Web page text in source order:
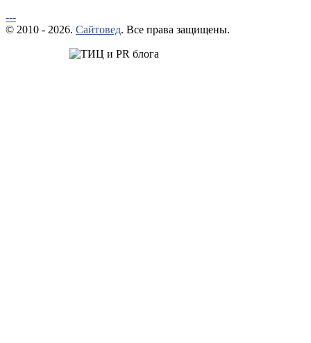
---
© 2010 - 2026. Сайтовед. Все права защищены.